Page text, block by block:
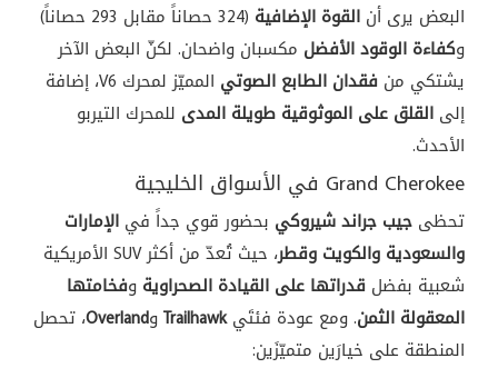
البعض يرى أن القوة الإضافية (324 حصاناً مقابل
293 حصاناً)
وكفاءة الوقود الأفضل مكسبان واضحان. لكنّ البعض الآخر
يشتكي من فقدان الطابع الصوتي المميّز لمحرك V6،
إضافة
إلى القلق على الموثوقية طويلة المدى للمحرك التيربو
الأحدث.
Grand Cherokee في الأسواق الخليجية
تحظى جيب جراند شيروكي بحضور قوي جداً في الإمارات
والسعودية والكويت وقطر، حيث تُعدّ من أكثرSUV الأمريكية
شعبية بفضل قدراتها على القيادة الصحراوية وفخامتها
المعقولة الثمن. ومع عودة فئتَيTrailhawkوOverland، تحصل
المنطقة على خيارَين متميّزَين: